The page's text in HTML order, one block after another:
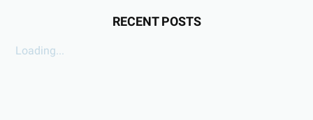
RECENT POSTS
Loading...